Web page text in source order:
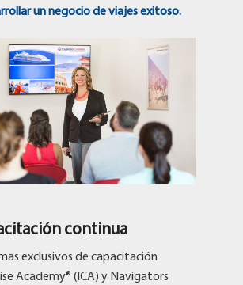
un negocio de viajes exitoso.
continua
exclusivos de capacitación
Academy® (ICA) y Navigators